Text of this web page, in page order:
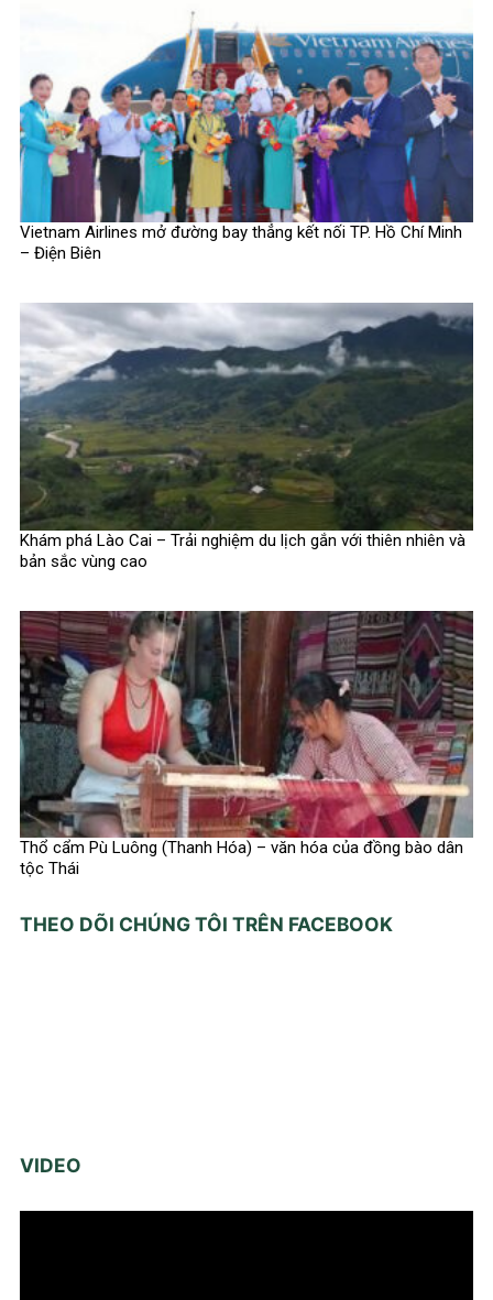
Vietnam Airlines mở đường bay thẳng kết nối TP. Hồ Chí Minh
– Điện Biên
Khám phá Lào Cai – Trải nghiệm du lịch gắn với thiên nhiên và
bản sắc vùng cao
Thổ cẩm Pù Luông (Thanh Hóa) – văn hóa của đồng bào dân
tộc Thái
THEO DÕI CHÚNG TÔI TRÊN FACEBOOK
VIDEO